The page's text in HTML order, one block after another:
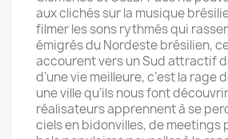
aux clichés sur la musique
filmer les sons rythmés qui
émigrés du Nordeste brésilien,
accourent vers un Sud attractif
d’une vie meilleure, c’est la rage
une ville qu’ils nous font
réalisateurs apprennent à se
ciels en bidonvilles, de meetings